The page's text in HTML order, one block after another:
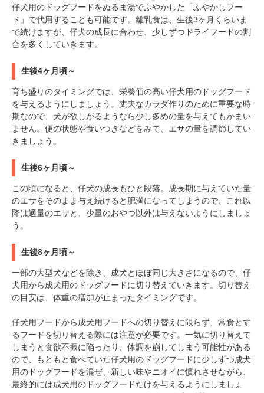
仔犬用のドッグフードをぬるま湯でふやかした「ふやかしフー
ド」で代用することも可能です。離乳食は、生後3ヶ月くらいま
で続けますが、仔犬の成長に合わせ、少しずつドライフードの割
合を多くしていきます。
生後4ヶ月頃～
育ち盛りのタイミングでは、栄養価の高い仔犬用のドッグフード
を与えるようにしましょう。丈夫なカラダ作りのために重要な時
期なので、犬が欲しがるようなら少し多めの量を与えてもかまい
ません。便の状態や食いつきなどをみて、エサの量を調節してい
きましょう。
生後6ヶ月頃～
この頃になると、仔犬の成長もひと段落。成長期に与えていた量
のエサをそのまま与え続けると肥満になってしまうので、これ以
降は適量のエサと、少量のおやつ以外は与えないようにしましょ
う。
生後8ヶ月頃～
一部の大型犬などを除き、成犬とほぼ同じ大きさになるので、仔
犬用から成犬用のドッグフードに切り替えていきます。切り替え
の目安は、体重の増加が止まったタイミングです。
仔犬用フードから成犬用フードへの切り替えに限らず、常食とす
るフードを切り替える際には注意が必要です。一気に切り替えて
しまうと食欲不振に陥ったり、体調を崩してしまう可能性がある
ので、もともと食べていた仔犬用のドッグフードに少しずつ成犬
用のドッグフードを混ぜ、新しい味やニオイに慣れさせながら、
最終的には成犬用のドッグフードだけを与えるようにしましょ
閉じる
PECOアプリをダウンロード済みの方
アプリで開く